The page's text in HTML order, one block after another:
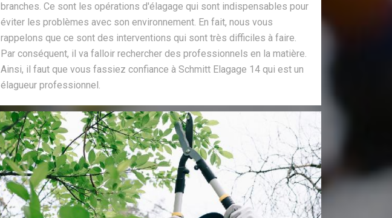
branches. Ce sont les opérations d'élagage qui sont indispensables pour
éviter les problèmes avec son environnement. En fait, nous vous
rappelons que ce sont des interventions qui sont très difficiles à faire.
Par conséquent, il va falloir rechercher des professionnels en la matière.
Ainsi, il faut que vous fassiez confiance à Schmitt Elagage 14 qui est un
élagueur professionnel.